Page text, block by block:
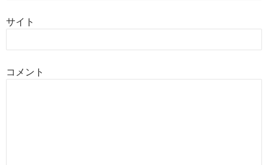
ョ
サイト
コメント